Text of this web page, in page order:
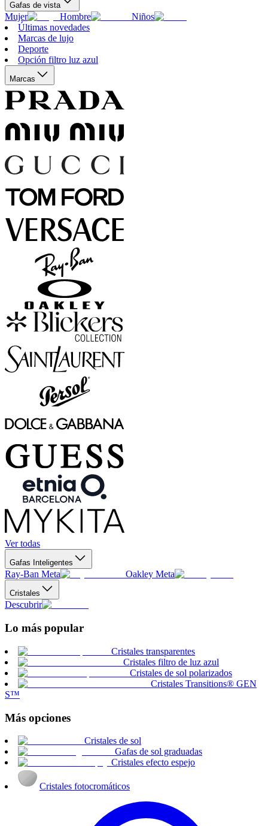
Gafas de vista
Mujer Hombre
Niños
Últimas novedades
Marcas de lujo
Deporte
Opción filtro luz azul
Marcas
Ver todas
Gafas Inteligentes
Ray-Ban Meta Oakley Meta
Cristales
Descubrir
Lo más popular
Cristales transparentes
Cristales filtro de luz azul
Cristales de sol polarizados
Cristales Transitions® GEN
S™
Más opciones
Cristales de sol
Gafas de sol graduadas
Cristales efecto espejo
Cristales fotocromáticos